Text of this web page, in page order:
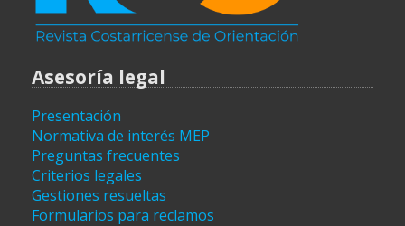
Asesoría legal
Presentación
Normativa de interés MEP
Preguntas frecuentes
Criterios legales
Gestiones resueltas
Formularios para reclamos